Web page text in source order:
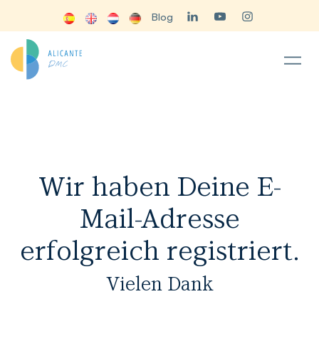
Blog
Wir haben Deine E-
Mail-Adresse
erfolgreich registriert.
Vielen Dank